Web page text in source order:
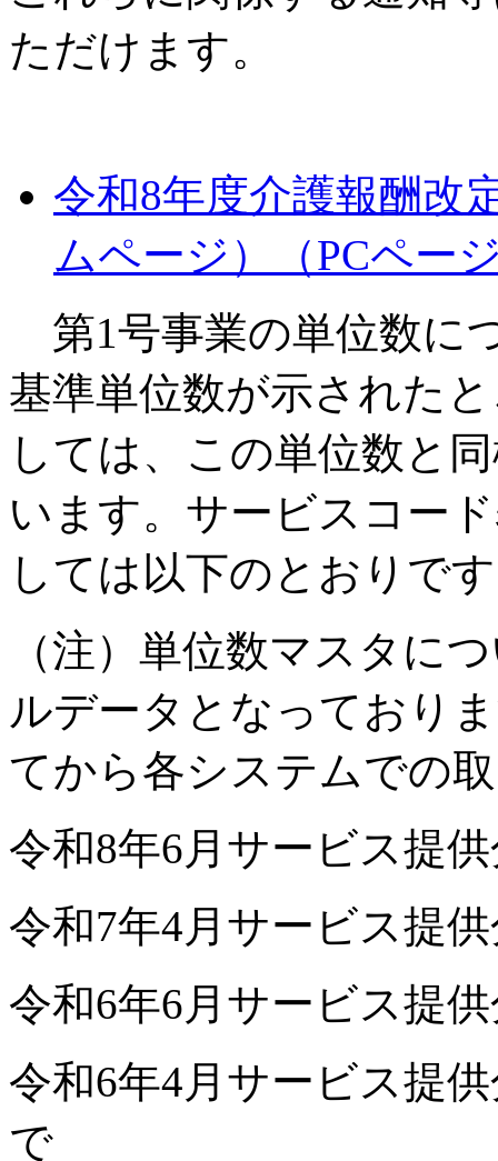
ただけます。
令和8年度介護報酬
ムページ）（PCペー
第1号事業の単位数に
基準単位数が示された
しては、この単位数と
います。サービスコー
しては以下のとおりで
（注）単位数マスタに
ルデータとなっており
てから各システムでの
令和8年6月サービス提
令和7年4月サービス提
令和6年6月サービス提
令和6年4月サービス提
で